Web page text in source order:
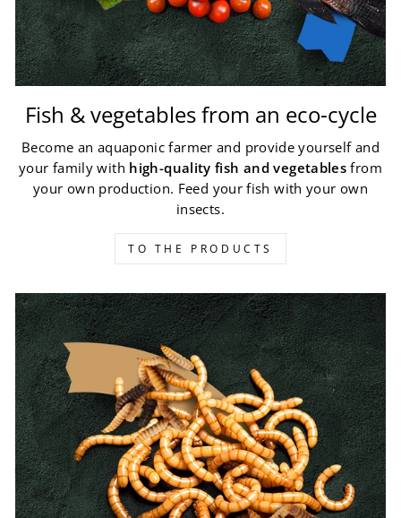
Fish & vegetables from an eco-cycle
Become an aquaponic farmer and provide yourself and
your family with high-quality fish and vegetables from
your own production. Feed your fish with your own
insects.
TO THE PRODUCTS